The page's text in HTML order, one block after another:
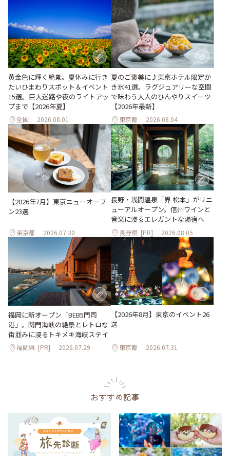
黄金色に輝く絶景。夏休みに行き
たいひまわりスポット＆イベント
15選。巨大迷路や夜のライトアッ
プまで【2026年夏】
全国 2026.08.01
夏のご褒美に♪東京ホテル限定か
き氷41選。ラグジュアリーな空間
で味わう大人のひんやりスイーツ
【2026年最新】
東京都 2026.08.04
【2026年7月】東京ニューオープ
ン23選
東京都 2026.07.30
長野・浅間温泉「界 松本」がリニ
ューアルオープン。信州ワインと
音楽に浸るエレガントな湯宿へ
長野県 [PR] 2026.08.05
福岡に新オープン「BEB5門司
港」。関門海峡の絶景とレトロな
街並みに浸るトキメキ海峡ステイ
福岡県 [PR] 2026.07.29
【2026年8月】東京のイベント26
選
東京都 2026.07.31
おすすめ記事